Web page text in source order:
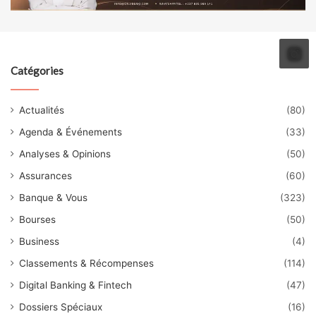
Catégories
Actualités
(80)
Agenda & Événements
(33)
Analyses & Opinions
(50)
Assurances
(60)
Banque & Vous
(323)
Bourses
(50)
Business
(4)
Classements & Récompenses
(114)
Digital Banking & Fintech
(47)
Dossiers Spéciaux
(16)